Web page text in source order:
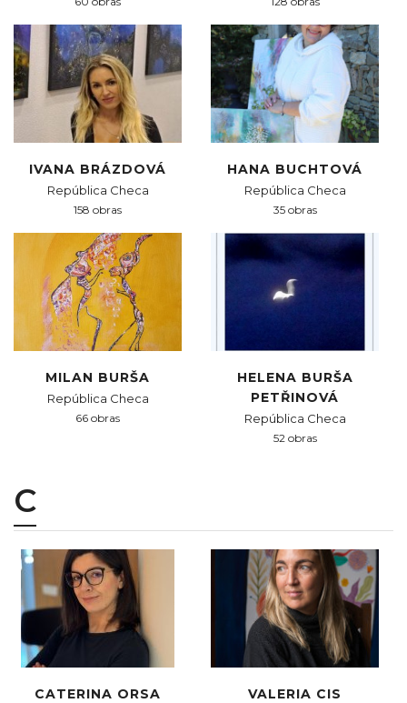
IVANA BRÁZDOVÁ
República Checa
158 obras
HANA BUCHTOVÁ
República Checa
35 obras
MILAN BURŠA
República Checa
66 obras
HELENA BURŠA
PETŘINOVÁ
República Checa
52 obras
C
CATERINA ORSA VALERIA CIS